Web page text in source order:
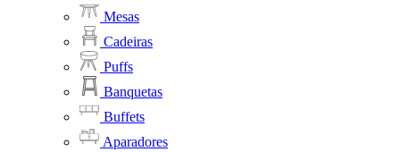
Mesas
Cadeiras
Puffs
Banquetas
Buffets
Aparadores